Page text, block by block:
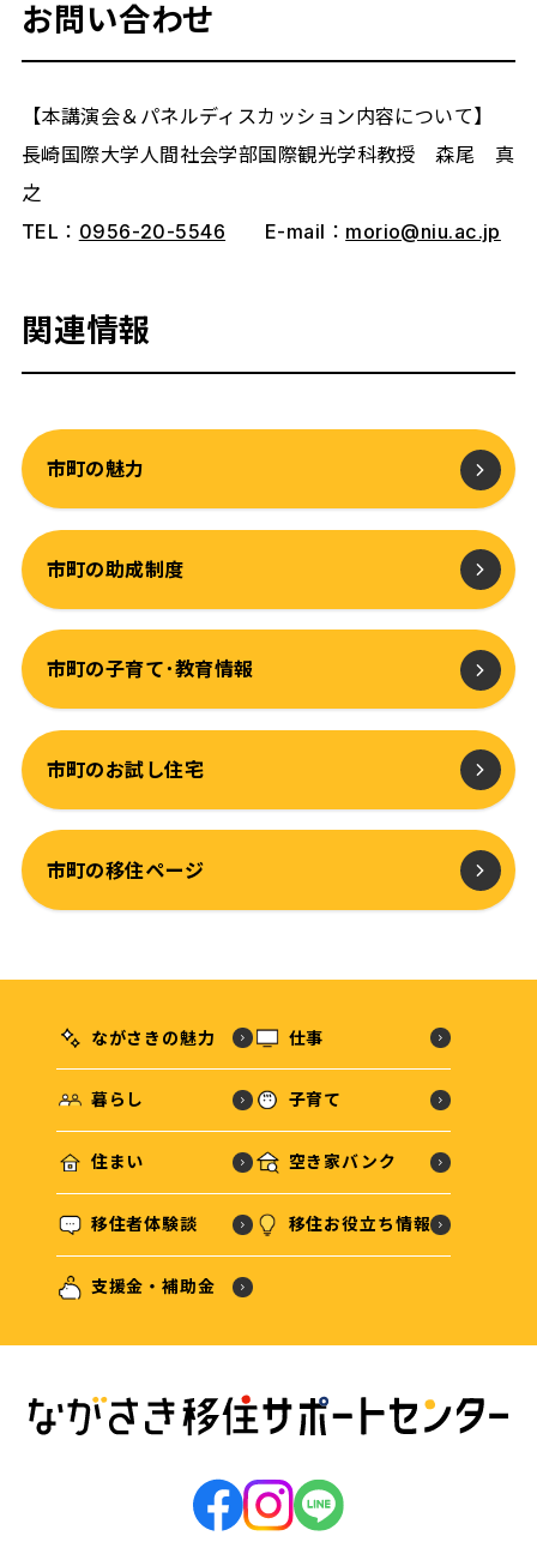
お問い合わせ
【本講演会＆パネルディスカッション内容について】
長崎国際大学人間社会学部国際観光学科教授 森尾 真
之
TEL： 0956-20-5546 E-mail： morio@niu.ac.jp
関連情報
市町の魅力
市町の助成制度
市町の子育て･教育情報
市町のお試し住宅
市町の移住ページ
ながさきの魅力 仕事
暮らし 子育て
住まい 空き家バンク
移住者体験談 移住お役立ち情報
支援金・補助金